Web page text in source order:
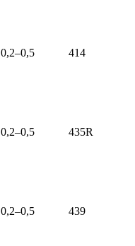
0,2–0,5 414
0,2–0,5 435R
0,2–0,5 439